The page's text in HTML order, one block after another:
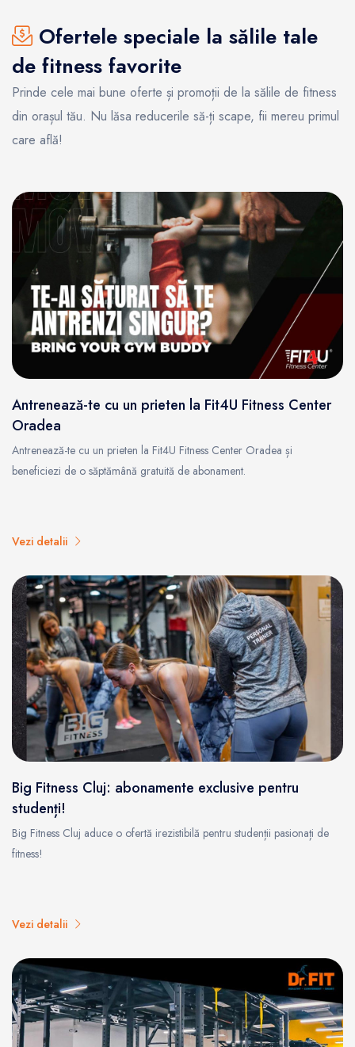
Ofertele speciale la sălile tale
de fitness favorite
Prinde cele mai bune oferte și promoții de la sălile de fitness
din orașul tău. Nu lăsa reducerile să-ți scape, fii mereu primul
care află!
Antrenează-te cu un prieten la Fit4U Fitness Center
Oradea
Antrenează-te cu un prieten la Fit4U Fitness Center Oradea și
beneficiezi de o săptămână gratuită de abonament.
Vezi detalii
Big Fitness Cluj: abonamente exclusive pentru
studenți!
Big Fitness Cluj aduce o ofertă irezistibilă pentru studenții pasionați de
fitness!
Vezi detalii